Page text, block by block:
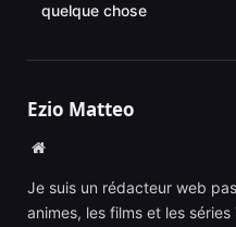
quelque chose
Ezio Matteo
Website
Je suis un rédacteur web
animes, les films et les séries